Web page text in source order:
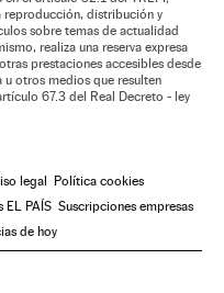
reproducción, distribución y
sobre temas de actualidad
realiza una reserva expresa
prestaciones accesibles desde
otros medios que resulten
67.3 del Real Decreto - ley
legal
Política cookies
EL PAÍS Suscripciones empresas
de hoy